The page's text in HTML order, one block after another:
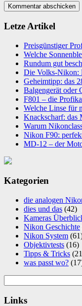
Letze Artikel
Preisgünstiger
Welche
Rundum gut
Die Volks-Nikon:
Geheimtipp: das
Balgengerät oder
F801 – die
Welche Linse für
Knackscharf:
Warum
Nikon F90:
MD-12 – der
Kategorien
die analogen
dies und das (42)
Kameras
Nikon Geschichte
Nikon System
Objektivtests (16)
Tipps & Tricks
was passt wo?
nach:
Links